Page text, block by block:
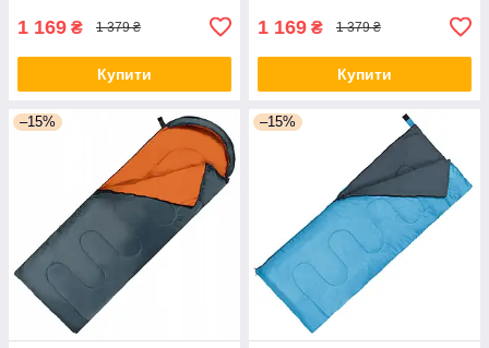
1 169 ₴ 1 379 ₴
Купити
1 169 ₴ 1 379 ₴
Купити
–15% –15%